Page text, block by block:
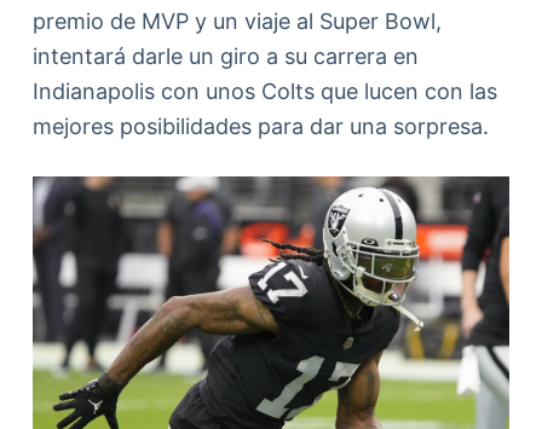
premio de MVP y un viaje al Super Bowl,
intentará darle un giro a su carrera en
Indianapolis con unos Colts que lucen con las
mejores posibilidades para dar una sorpresa.